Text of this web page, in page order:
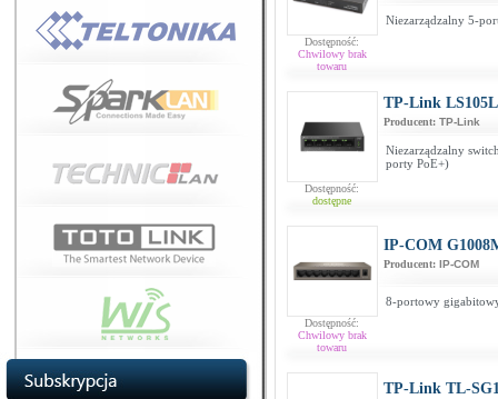
Dostępność:
Chwilowy brak
towaru
Niezarządzalny 5-
Dostępność:
dostępne
TP-Link
Producent: TP-Link
Niezarządzalny
porty PoE+)
Dostępność:
Chwilowy brak
towaru
IP-COM
Producent: IP-COM
8-portowy
TP-Link TL-